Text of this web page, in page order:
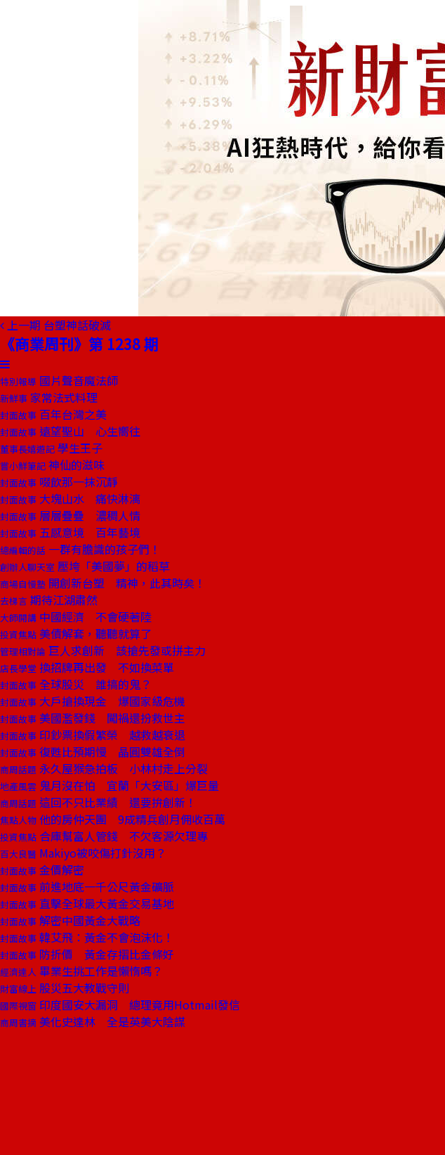
上一期 台塑神話破滅
《商業周刊》第 1238 期
特別報導 國片聲音魔法師
新鮮事 家常法式料理
封面故事 百年台灣之美
封面故事 遠望聖山 心生嚮往
董事長嬉遊記 學生王子
嘗小鮮筆記 神仙的滋味
封面故事 啜飲那一抹沉靜
封面故事 大塊山水 痛快淋漓
封面故事 層層疊疊 濃稠人情
封面故事 五感意境 百年藝境
總編輯的話 一群有膽識的孩子們！
創辦人聊天室 壓垮「美國夢」的稻草
商場自慢塾 開創新台塑 精神，此其時矣！
去梯言 期待江湖肅然
大師開講 中國經濟 不會硬著陸
投資焦點 美債解套，聽聽就算了
管理相對論 巨人求創新 該搶先發或拼主力
店長學堂 換招牌再出發 不如換菜單
封面故事 全球股災 誰搞的鬼？
封面故事 大戶搶換現金 爆國家級危機
封面故事 美國濫發錢 闖禍還扮救世主
封面故事 印鈔票換假繁榮 越救越衰退
封面故事 復甦比預期慢 晶圓雙雄全倒
商周話題 永久屋猴急拍板 小林村走上分裂
地產風雲 鬼月沒在怕 宜蘭「大安區」爆巨量
商周話題 這回不只比業績 還要拚創新！
焦點人物 他的房仲天團 9成精兵創月佣收百萬
投資焦點 合庫幫富人管錢 不欠客源欠理專
百大良醫 Makiyo被咬傷打針沒用？
封面故事 金價解密
封面故事 前進地底一千公尺黃金礦脈
封面故事 直擊全球最大黃金交易基地
封面故事 解密中國黃金大戰略
封面故事 韓艾飛：黃金不會泡沫化！
封面故事 防折價 黃金存摺比金條好
經濟達人 畢業生挑工作是懶惰嗎？
財富線上 股災五大教戰守則
國際視窗 印度國安大漏洞 總理竟用Hotmail發信
商周書摘 美化史達林 全是英美大陰謀